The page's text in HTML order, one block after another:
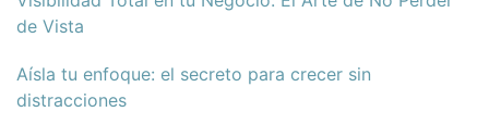
de Vista
Aísla tu enfoque: el secreto para crecer sin
distracciones